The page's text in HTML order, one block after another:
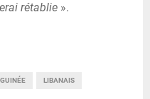
rétablie ».
GUINÉE LIBANAIS